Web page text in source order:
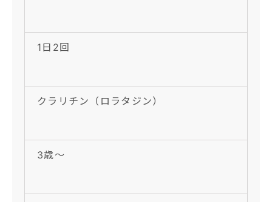
1日2回
クラリチン（ロラタジン）
3歳〜